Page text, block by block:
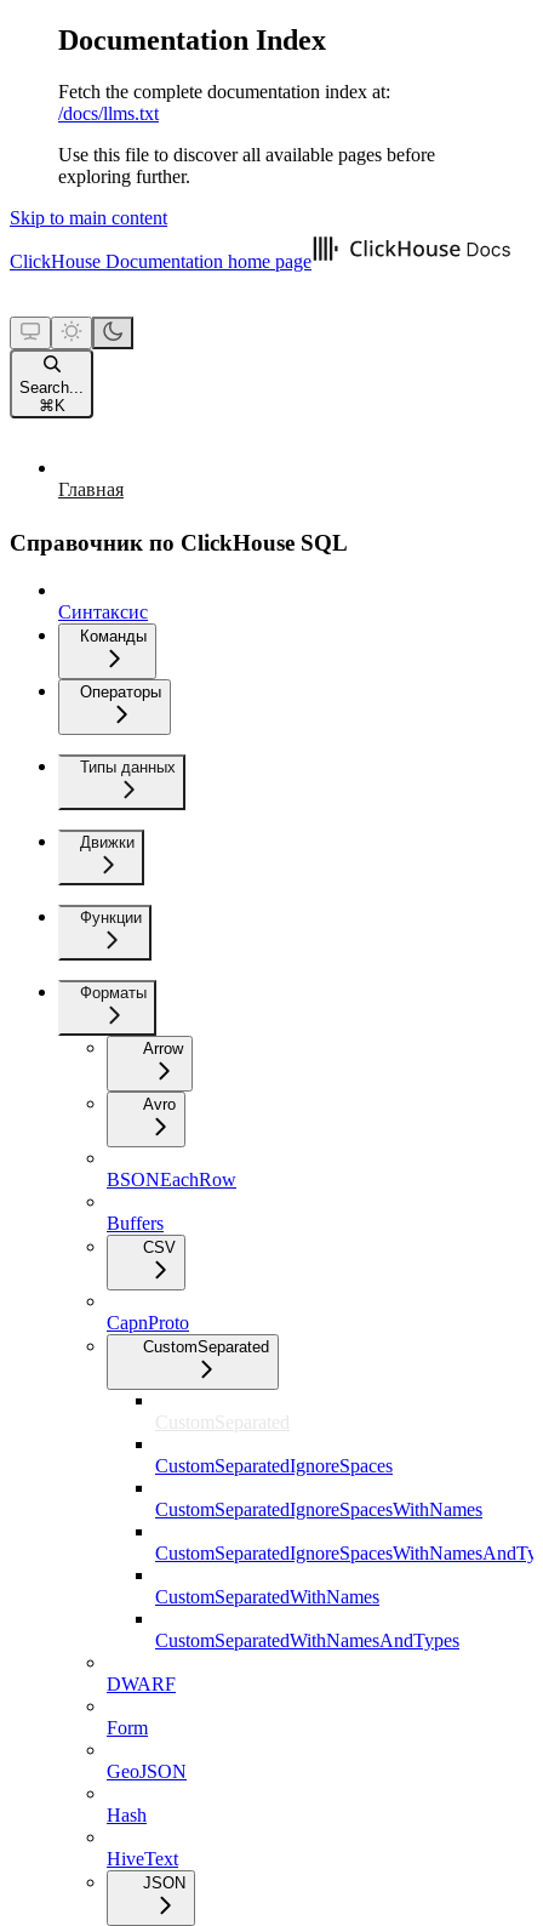
Documentation Index
Fetch the complete documentation index at:
/docs/llms.txt
Use this file to discover all available pages before
exploring further.
Skip to main content
ClickHouse Documentation home page
Search...
⌘ K
Главная
Справочник по ClickHouse SQL
Синтаксис
Команды
Операторы
Типы данных
Движки
Функции
Форматы
Arrow
Avro
BSONEachRow
Buffers
CSV
CapnProto
CustomSeparated
CustomSeparated
CustomSeparatedIgnoreSpaces
CustomSeparatedIgnoreSpacesWithNames
CustomSeparatedWithNames
CustomSeparatedWithNamesAndTypes
DWARF
Form
GeoJSON
Hash
HiveText
JSON